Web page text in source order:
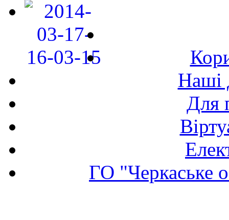
Наші
Для
ГО "Черкаське